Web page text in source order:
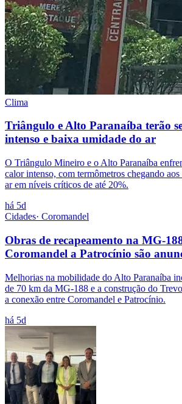
Clima
Triângulo e Alto Paranaíba terão
intenso e baixa umidade do ar
O Triângulo Mineiro e o Alto Paranaíba
calor intenso, com termômetros chegando
ar em níveis críticos de até 20%.
há 5d
Cidades· Coromandel
Obras de recapeamento na MG-
Coromandel a Patrocínio são
Melhorias na mobilidade do Alto Paranaíba
de 70 km da MG-188 e a construção do
a conexão entre Coromandel e Patrocínio.
há 5d